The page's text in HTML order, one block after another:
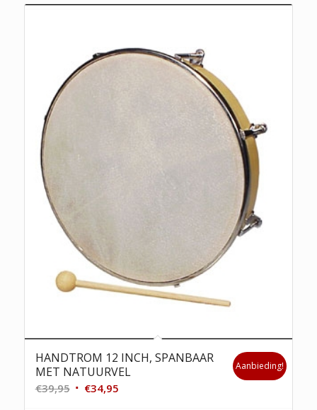
HANDTROM 12 INCH, SPANBAAR
MET NATUURVEL
€39,95 Oorspronkelijke
€34,95Huidige
Aanbieding!